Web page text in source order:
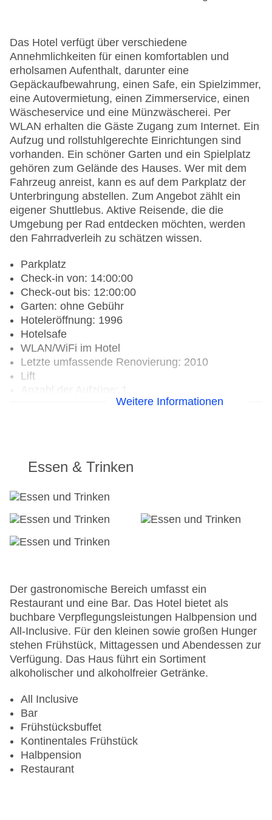
Das Hotel verfügt über verschiedene
Annehmlichkeiten für einen komfortablen und
erholsamen Aufenthalt, darunter eine
Gepäckaufbewahrung, einen Safe, ein Spielzimmer,
eine Autovermietung, einen Zimmerservice, einen
Wäscheservice und eine Münzwäscherei. Per
WLAN erhalten die Gäste Zugang zum Internet. Ein
Aufzug und rollstuhlgerechte Einrichtungen sind
vorhanden. Ein schöner Garten und ein Spielplatz
gehören zum Gelände des Hauses. Wer mit dem
Fahrzeug anreist, kann es auf dem Parkplatz der
Unterbringung abstellen. Zum Angebot zählt ein
eigener Shuttlebus. Aktive Reisende, die die
Umgebung per Rad entdecken möchten, werden
den Fahrradverleih zu schätzen wissen.
Parkplatz
Check-in von: 14:00:00
Check-out bis: 12:00:00
Garten: ohne Gebühr
Hoteleröffnung: 1996
Hotelsafe
WLAN/WiFi im Hotel
Letzte umfassende Renovierung: 2010
Lift
Anzahl der Aufzüge: 1
Pools:Kinderbecken, Outdoor Pool,
Sonnenschirme am Pool, Liegen am Pool
Landeskategorie: 3 Sterne
Weitere Informationen
Essen & Trinken
Der gastronomische Bereich umfasst ein
Restaurant und eine Bar. Das Hotel bietet als
buchbare Verpflegungsleistungen Halbpension und
All-Inclusive. Für den kleinen sowie großen Hunger
stehen Frühstück, Mittagessen und Abendessen zur
Verfügung. Das Haus führt ein Sortiment
alkoholischer und alkoholfreier Getränke.
All Inclusive
Bar
Frühstücksbuffet
Kontinentales Frühstück
Halbpension
Restaurant